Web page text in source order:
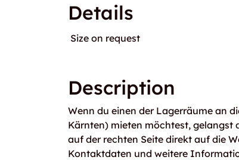
Details
Size on request
Description
Wenn du einen der Lagerräume an
Kärnten) mieten möchtest,
auf der rechten Seite direkt auf die
Kontaktdaten und weitere